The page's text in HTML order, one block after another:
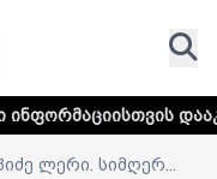
დააკლიკეთ ლინკს
ლერი. სიმღერ...